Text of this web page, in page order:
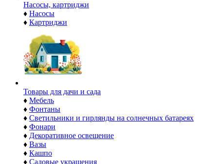
Насосы, картриджи
♦ Насосы
♦ Картриджи
Товары для дачи и сада
♦ Мебель
♦ Фонтаны
♦ Светильники и гирлянды на солнечных батареях
♦ Фонари
♦ Декоративное освещение
♦ Вазы
♦ Кашпо
♦ Садовые украшения